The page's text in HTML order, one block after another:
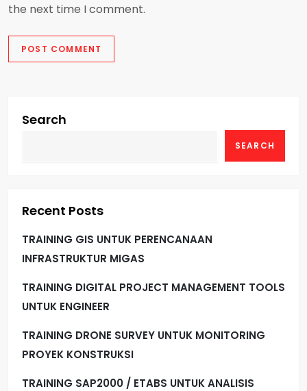
the next time I comment.
Search
SEARCH
Recent Posts
TRAINING GIS UNTUK PERENCANAAN
INFRASTRUKTUR MIGAS
TRAINING DIGITAL PROJECT MANAGEMENT TOOLS
UNTUK ENGINEER
TRAINING DRONE SURVEY UNTUK MONITORING
PROYEK KONSTRUKSI
TRAINING SAP2000 / ETABS UNTUK ANALISIS